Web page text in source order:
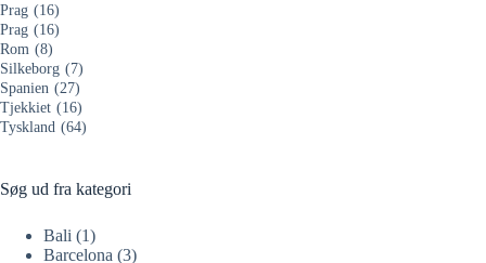
Prag (16)
Prag (16)
Rom (8)
Silkeborg (7)
Spanien (27)
Tjekkiet (16)
Tyskland (64)
Søg ud fra kategori
Bali (1)
Barcelona (3)